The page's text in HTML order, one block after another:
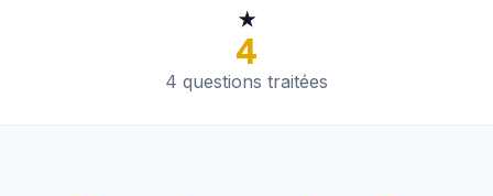
★
4
4 questions traitées